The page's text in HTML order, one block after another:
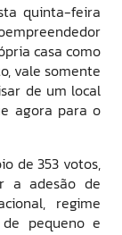
quinta-feira
casa como
vale somente
de um local
agora para o
de 353 votos,
a adesão de
regime
pequeno e